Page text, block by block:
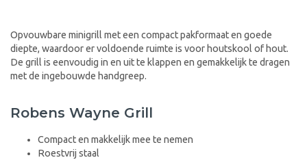
Opvouwbare minigrill met een compact pakformaat en goede
diepte, waardoor er voldoende ruimte is voor houtskool of hout.
De grill is eenvoudig in en uit te klappen en gemakkelijk te dragen
met de ingebouwde handgreep.
Robens Wayne Grill
Compact en makkelijk mee te nemen
Roestvrij staal